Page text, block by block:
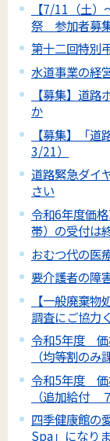
【7/11（土
祭 参加者募
第十二回特別
水道事業の経
【募集】道
か
【募集】「
3/21）
道路緊急ダイ
さい
令和6年度価
帯）の受付は
おむつ代の医
要介護者の障
【一般廃棄
調査にご協力
令和5年度 価
（均等割の
令和5年度 価
（追加給付
四季健康館の
Spa」になり